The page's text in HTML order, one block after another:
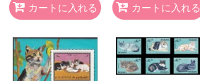
カートに入れる カートに入れる